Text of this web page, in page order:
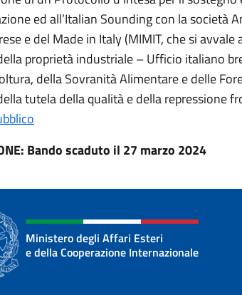
ed all’Italian Sounding con la società
e del Made in Italy (MIMIT, che si
proprietà industriale – Ufficio italiano
della Sovranità Alimentare e delle
tutela della qualità e della repressione
Bando scaduto il 27 marzo 2024
Ministero degli Affari Esteri
e della Cooperazione Internazionale